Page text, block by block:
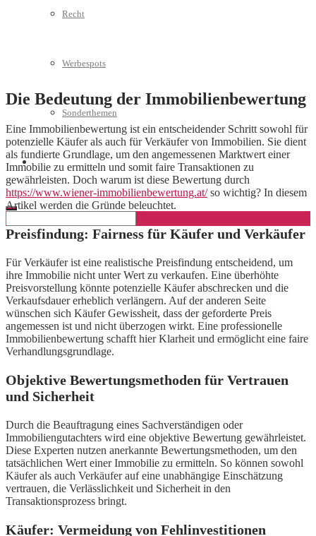
Recht
Werbespots
Sonderthemen
Geschäftskonto eröffnen
Die Bedeutung der Immobilienbewertung
Eine Immobilienbewertung ist ein entscheidender Schritt sowohl für
potenzielle Käufer als auch für Verkäufer von Immobilien. Sie dient
als fundierte Grundlage, um den angemessenen Marktwert einer
Immobilie zu ermitteln und somit faire Transaktionen zu
gewährleisten. Doch warum ist diese Bewertung durch
https://www.wiener-immobilienbewertung.at/so wichtig? In diesem
Artikel werden die Gründe beleuchtet.
Preisfindung: Fairness für Käufer und Verkäufer
Für Verkäufer ist eine realistische Preisfindung entscheidend, um
ihre Immobilie nicht unter Wert zu verkaufen. Eine überhöhte
Preisvorstellung könnte potenzielle Käufer abschrecken und die
Verkaufsdauer erheblich verlängern. Auf der anderen Seite
wünschen sich Käufer Gewissheit, dass der geforderte Preis
angemessen ist und nicht überzogen wirkt. Eine professionelle
Immobilienbewertung schafft hier Klarheit und ermöglicht eine faire
Verhandlungsgrundlage.
Objektive Bewertungsmethoden für Vertrauen
und Sicherheit
Durch die Beauftragung eines Sachverständigen oder
Immobiliengutachters wird eine objektive Bewertung gewährleistet.
Diese Experten nutzen anerkannte Bewertungsmethoden, um den
tatsächlichen Wert einer Immobilie zu ermitteln. So können sowohl
Käufer als auch Verkäufer auf eine unabhängige Einschätzung
vertrauen, die Verlässlichkeit und Sicherheit in den
Transaktionsprozess bringt.
Käufer: Vermeidung von Fehlinvestitionen